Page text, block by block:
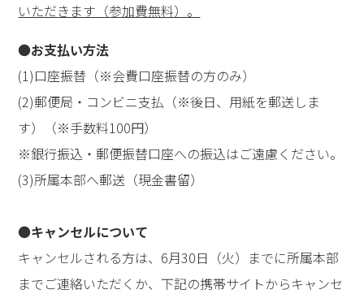
いただきます（参加費無料）。
●お支払い方法
(1)口座振替（※会費口座振替の方のみ）
(2)郵便局・コンビニ支払（※後日、用紙を郵送しま
す）（※手数料100円）
※銀行振込・郵便振替口座への振込はご遠慮ください。
(3)所属本部へ郵送（現金書留）
●キャンセルについて
キャンセルされる方は、6月30日（火）までに所属本部
までご連絡いただくか、下記の携帯サイトからキャンセ